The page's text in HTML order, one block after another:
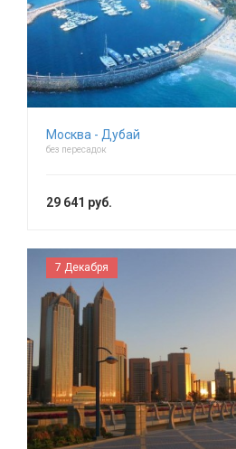
Москва - Дубай
без пересадок
29 641 руб.
7 Декабря